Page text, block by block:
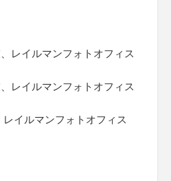
レイルマンフォトオフィス
レイルマンフォトオフィス
イルマンフォトオフィス